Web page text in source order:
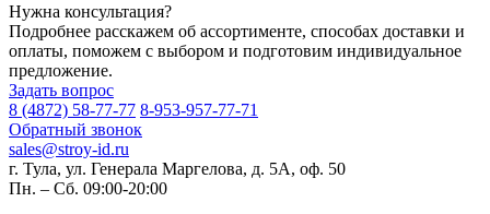
Нужна консультация?
Подробнее расскажем об ассортименте, способах доставки и
оплаты, поможем с выбором и подготовим индивидуальное
предложение.
Задать вопрос
8 (4872) 58-77-77 8-953-957-77-71
Обратный звонок
sales@stroy-id.ru
г. Тула, ул. Генерала Маргелова, д. 5А, оф. 50
Пн. – Cб. 09:00-20:00